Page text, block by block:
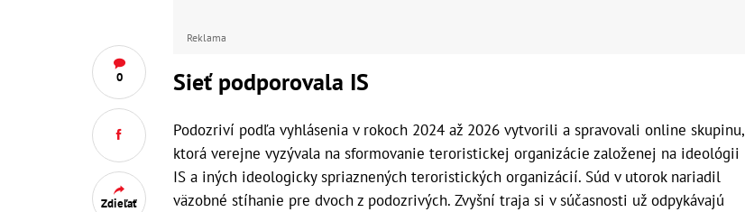
0
Zdieľať
Reklama
Sieť podporovala IS
Podozriví podľa vyhlásenia v rokoch 2024 až 2026 vytvorili a spravovali online skupinu,
ktorá verejne vyzývala na sformovanie teroristickej organizácie založenej na ideológii
IS a iných ideologicky spriaznených teroristických organizácií. Súd v utorok nariadil
väzobné stíhanie pre dvoch z podozrivých. Zvyšní traja si v súčasnosti už odpykávajú